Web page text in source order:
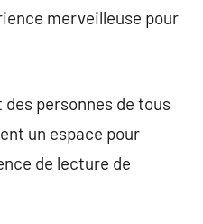
merveilleuse pour
personnes de tous
un espace pour
de lecture de